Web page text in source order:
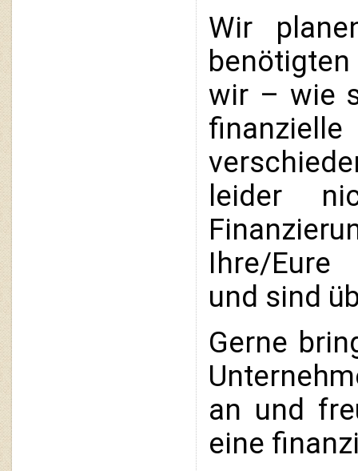
Wir
wir – wie
leider
Ihre/Eure
und sind
Gerne
an und
eine